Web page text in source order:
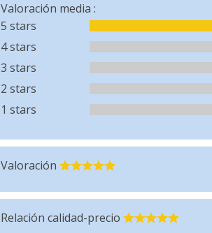
Valoración media :
5 stars
4 stars
3 stars
2 stars
1 stars
Valoración
Relación calidad-precio